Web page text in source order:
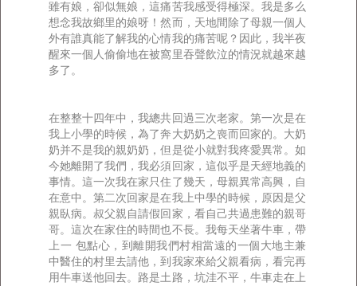
雖有娘，卻似無娘，這痛苦我感受得極深。我是多么
想念我故鄉里的娘呀！然而，天地間除了母親一個人
外有誰真能了解我的心情我的痛苦呢？因此，我半夜
醒來一個人偷偷地在被窩里吞聲飲泣的情況就越來越
多了。
在整整十四年中，我總共回過三次老家。第一次是在
我上小學的時候，為了奔大奶奶之喪而回家的。大奶
奶并不是我的親奶奶，但是從小就對我疼愛異常。如
今她離開了我們，我必須回家，這似乎是天經地義的
事情。這一次我在家只住了幾天，母親異常高興，自
在意中。第二次回家是在我上中學的時候，原因是父
親臥病。叔父親自請假回家，看自己共過患難的親哥
哥。這次在家住的時間也不長。我每天坐著牛車，帶
上一 包點心，到離開我們村相當遠的一個大地主兼
中醫住的村里去請他，到我家來給父親看病，看完再
用牛車送他回去。路是土路，坑洼不平，牛車走在上